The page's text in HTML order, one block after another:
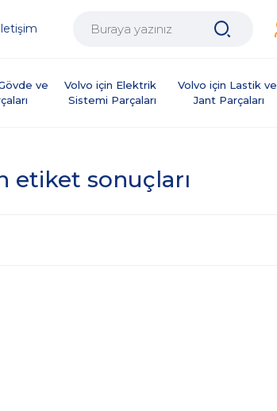
ve
Volvo için Elektrik
Sistemi Parçaları
Volvo için Lastik ve
Jant Parçaları
etiket sonuçları